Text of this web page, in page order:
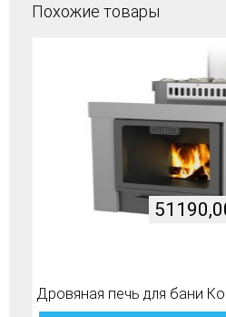
Похожие товары
Дровяная печь для бани